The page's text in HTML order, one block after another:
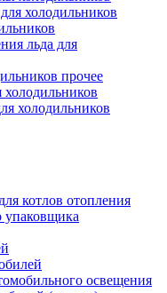
холодильников
льда для
прочее
холодильников
холодильников
котлов отопления
упаковщика
освещения